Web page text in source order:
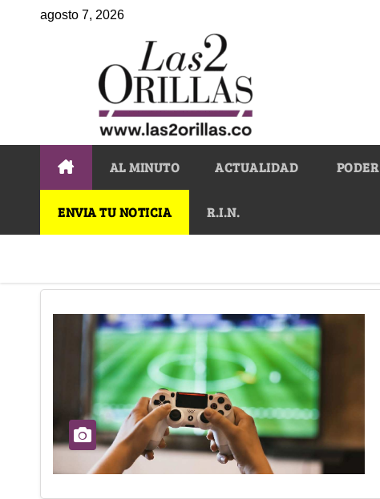
agosto 7, 2026
AL MINUTO ACTUALIDAD PODER
ENVIA TU NOTICIA R.I.N.